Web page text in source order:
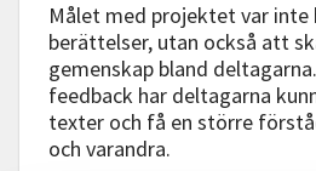
Målet med projektet var inte
berättelser, utan också att
gemenskap bland
feedback har deltagarna
texter och få en större
och varandra.